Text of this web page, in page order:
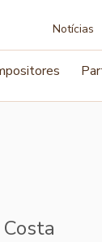
Notícias